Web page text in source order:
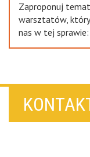
Zaproponuj
warsztatów,
nas w tej sprawie: